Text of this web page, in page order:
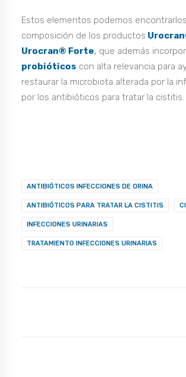
Estos elementos podemos
composición de los productos
Urocran® Forte, que además
probióticos con alta relevancia para
restaurar la microbiota alterada por la
por los antibióticos para tratar la cistitis.
ANTIBIÓTICOS INFECCIONES DE ORINA
ANTIBIÓTICOS PARA TRATAR LA CISTITIS
INFECCIONES URINARIAS
TRATAMIENTO INFECCIONES URINARIAS